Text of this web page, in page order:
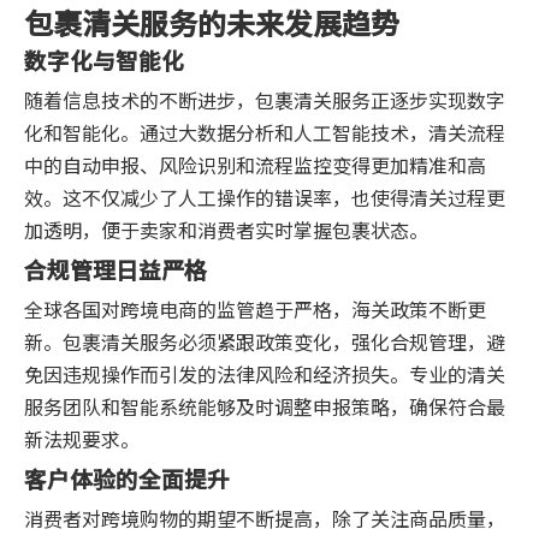
包裹清关服务的未来发展趋势
数字化与智能化
随着信息技术的不断进步，包裹清关服务正逐步实现数字
化和智能化。通过大数据分析和人工智能技术，清关流程
中的自动申报、风险识别和流程监控变得更加精准和高
效。这不仅减少了人工操作的错误率，也使得清关过程更
加透明，便于卖家和消费者实时掌握包裹状态。
合规管理日益严格
全球各国对跨境电商的监管趋于严格，海关政策不断更
新。包裹清关服务必须紧跟政策变化，强化合规管理，避
免因违规操作而引发的法律风险和经济损失。专业的清关
服务团队和智能系统能够及时调整申报策略，确保符合最
新法规要求。
客户体验的全面提升
消费者对跨境购物的期望不断提高，除了关注商品质量，